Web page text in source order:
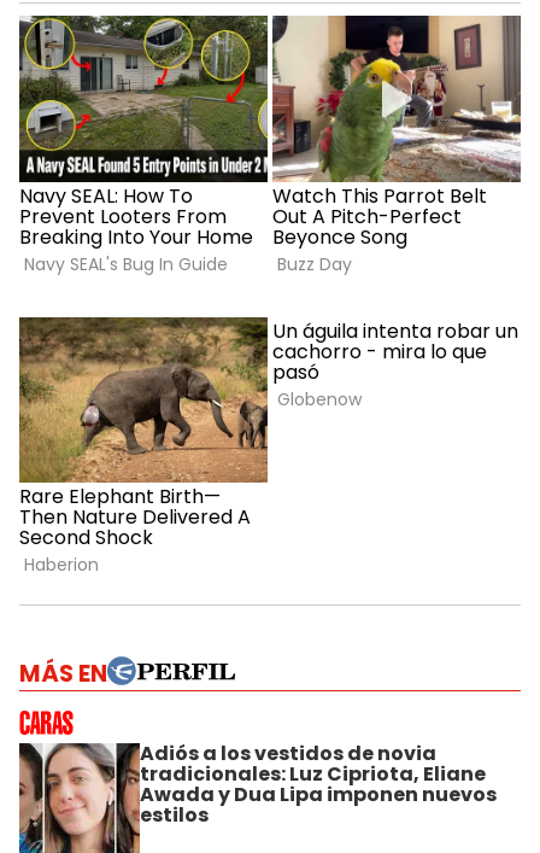
MÁS EN
Adiós a los vestidos de novia
tradicionales: Luz Cipriota, Eliane
Awada y Dua Lipa imponen nuevos
estilos